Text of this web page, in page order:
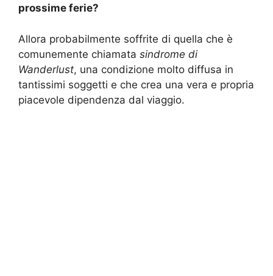
prossime ferie?
Allora probabilmente soffrite di quella che è
comunemente chiamata sindrome di
Wanderlust, una condizione molto diffusa in
tantissimi soggetti e che crea una vera e propria
piacevole dipendenza dal viaggio.